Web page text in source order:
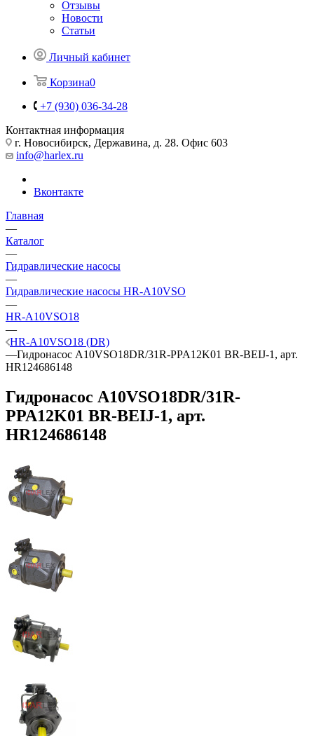
Отзывы
Новости
Статьи
Личный кабинет
Корзина0
+7 (930) 036-34-28
Контактная информация
г. Новосибирск, Державина, д. 28. Офис 603
info@harlex.ru
Вконтакте
Главная
—
Каталог
—
Гидравлические насосы
—
Гидравлические насосы HR-A10VSO
—
HR-A10VSO18
—
HR-A10VSO18 (DR)
—Гидронасос A10VSO18DR/31R-PPA12K01 BR-BEIJ-1, арт.
HR124686148
Гидронасос A10VSO18DR/31R-
PPA12K01 BR-BEIJ-1, арт.
HR124686148